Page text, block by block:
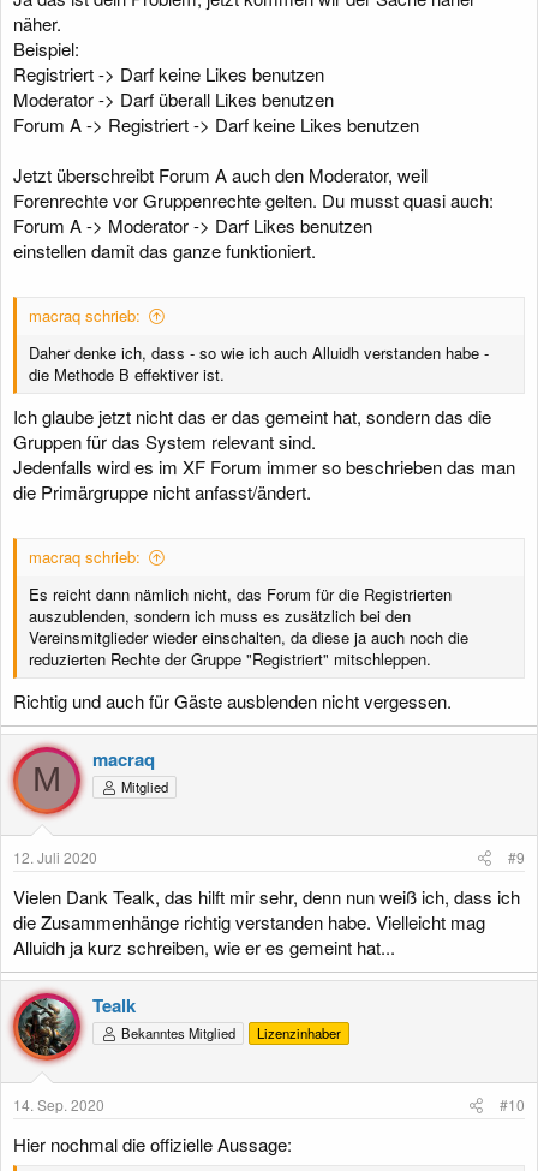
näher.
Beispiel:
Registriert -> Darf keine Likes benutzen
Moderator -> Darf überall Likes benutzen
Forum A -> Registriert -> Darf keine Likes benutzen
Jetzt überschreibt Forum A auch den Moderator, weil
Forenrechte vor Gruppenrechte gelten. Du musst quasi auch:
Forum A -> Moderator -> Darf Likes benutzen
einstellen damit das ganze funktioniert.
macraq schrieb:
Daher denke ich, dass - so wie ich auch Alluidh verstanden habe -
die Methode B effektiver ist.
Ich glaube jetzt nicht das er das gemeint hat, sondern das die
Gruppen für das System relevant sind.
Jedenfalls wird es im XF Forum immer so beschrieben das man
die Primärgruppe nicht anfasst/ändert.
macraq schrieb:
Es reicht dann nämlich nicht, das Forum für die Registrierten
auszublenden, sondern ich muss es zusätzlich bei den
Vereinsmitglieder wieder einschalten, da diese ja auch noch die
reduzierten Rechte der Gruppe "Registriert" mitschleppen.
Richtig und auch für Gäste ausblenden nicht vergessen.
M
macraq
Mitglied
12. Juli 2020 #9
Vielen Dank Tealk, das hilft mir sehr, denn nun weiß ich, dass ich
die Zusammenhänge richtig verstanden habe. Vielleicht mag
Alluidh ja kurz schreiben, wie er es gemeint hat...
Tealk
Bekanntes Mitglied Lizenzinhaber
14. Sep. 2020 #10
Hier nochmal die offizielle Aussage: